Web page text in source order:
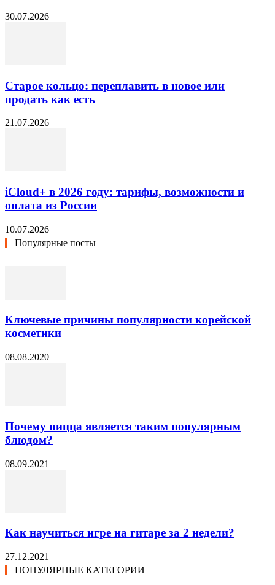
30.07.2026
Старое кольцо: переплавить в новое или
продать как есть
21.07.2026
iCloud+ в 2026 году: тарифы, возможности и
оплата из России
10.07.2026
Популярные посты
Ключевые причины популярности корейской
косметики
08.08.2020
Почему пицца является таким популярным
блюдом?
08.09.2021
Как научиться игре на гитаре за 2 недели?
27.12.2021
ПОПУЛЯРНЫЕ КАТЕГОРИИ